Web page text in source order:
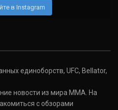
в Instagram
единоборств, UFC, Bellator,
новости из мира ММА. На
с обзорами